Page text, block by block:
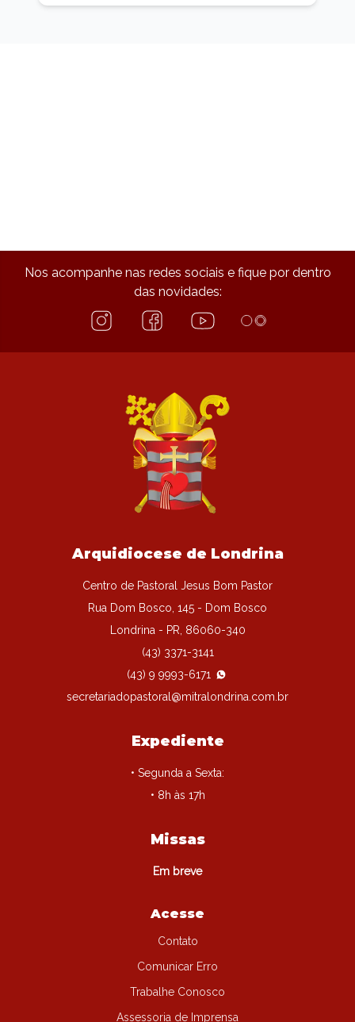
Nos acompanhe nas redes sociais e fique por dentro
das novidades:
Arquidiocese de Londrina
Centro de Pastoral Jesus Bom Pastor
Rua Dom Bosco, 145 - Dom Bosco
Londrina - PR, 86060-340
(43) 3371-3141
(43) 9 9993-6171
secretariadopastoral@mitralondrina.com.br
Expediente
• Segunda a Sexta:
• 8h às 17h
Missas
Em breve
Acesse
Contato
Comunicar Erro
Trabalhe Conosco
Assessoria de Imprensa